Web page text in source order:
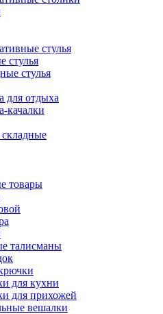
стулья
стулья
стулья
для отдыха
качалки
товары
талисманы
для кухни
для прихожей
вешалки